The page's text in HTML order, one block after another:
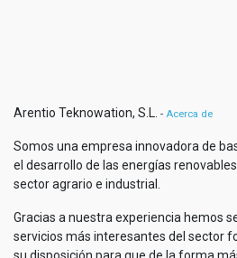
Arentio Teknowation, S.L. - Acerca de
Somos una empresa innovadora de
el desarrollo de las energías
sector agrario e industrial.
Gracias a nuestra experiencia hemos
servicios más interesantes del sector